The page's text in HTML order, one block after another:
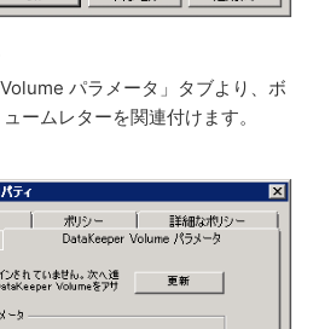
パラメータ」タブより、ボ
ームレターを関連付けます。